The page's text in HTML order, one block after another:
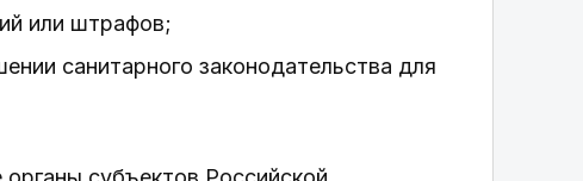
или штрафов;
санитарного законодательства для